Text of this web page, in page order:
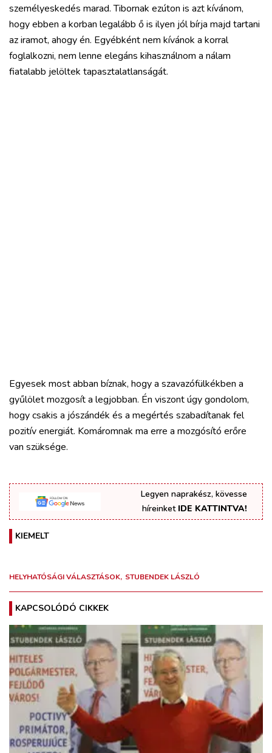
személyeskedés marad. Tibornak ezúton is azt kívánom,
hogy ebben a korban legalább ő is ilyen jól bírja majd tartani
az iramot, ahogy én. Egyébként nem kívánok a korral
foglalkozni, nem lenne elegáns kihasználnom a nálam
fiatalabb jelöltek tapasztalatlanságát.
Egyesek most abban bíznak, hogy a szavazófülkékben a
gyűlölet mozgosít a legjobban. Én viszont úgy gondolom,
hogy csakis a jószándék és a megértés szabadítanak fel
pozitív energiát. Komáromnak ma erre a mozgósító erőre
van szüksége.
Legyen naprakész, kövesse
híreinket IDE KATTINTVA!
KIEMELT
HELYHATÓSÁGI VÁLASZTÁSOK STUBENDEK LÁSZLÓ
KAPCSOLÓDÓ CIKKEK